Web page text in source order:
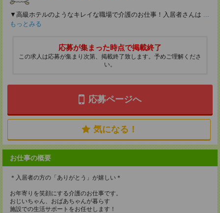
▼高級ホテルのようなキレイな職場で介護のお仕事！入居者さんは ...
もっとみる
応募が集まった時点で掲載終了
この求人は応募が集まり次第、掲載終了致します。予めご理解くださ
い。
応募ページへ
気になる！
お仕事の概要
＊入居者の方の「ありがとう」が嬉しい＊
お年寄りを笑顔にする介護のお仕事です。
おじいちゃん、おばあちゃんが暮らす
施設での生活サポートをお任せします！